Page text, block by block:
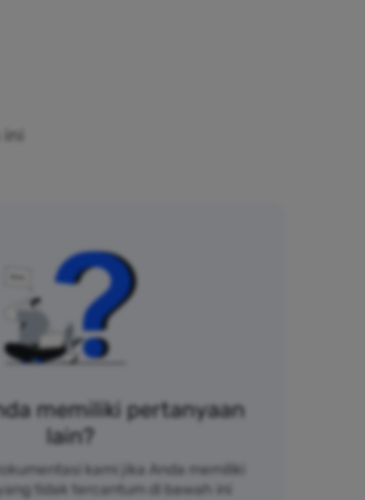
memiliki pertanyaan
lain?
kami jika Anda memiliki
tidak tercantum di bawah ini